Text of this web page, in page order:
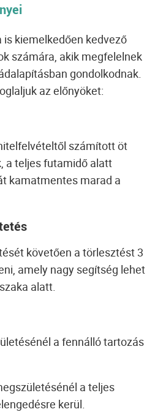
kiemelkedően kedvező
számára, akik megfelelnek
gondolkodnak.
az előnyöket:
számított öt
a teljes futamidő alatt
kamatmentes marad a
követően a törlesztést 3
amely nagy segítség lehet
alatt.
a fennálló tartozás
a teljes
kerül.